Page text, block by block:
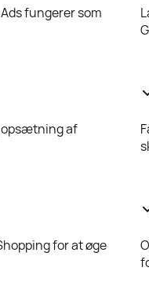
fungerer som
opsætning af
for at øge